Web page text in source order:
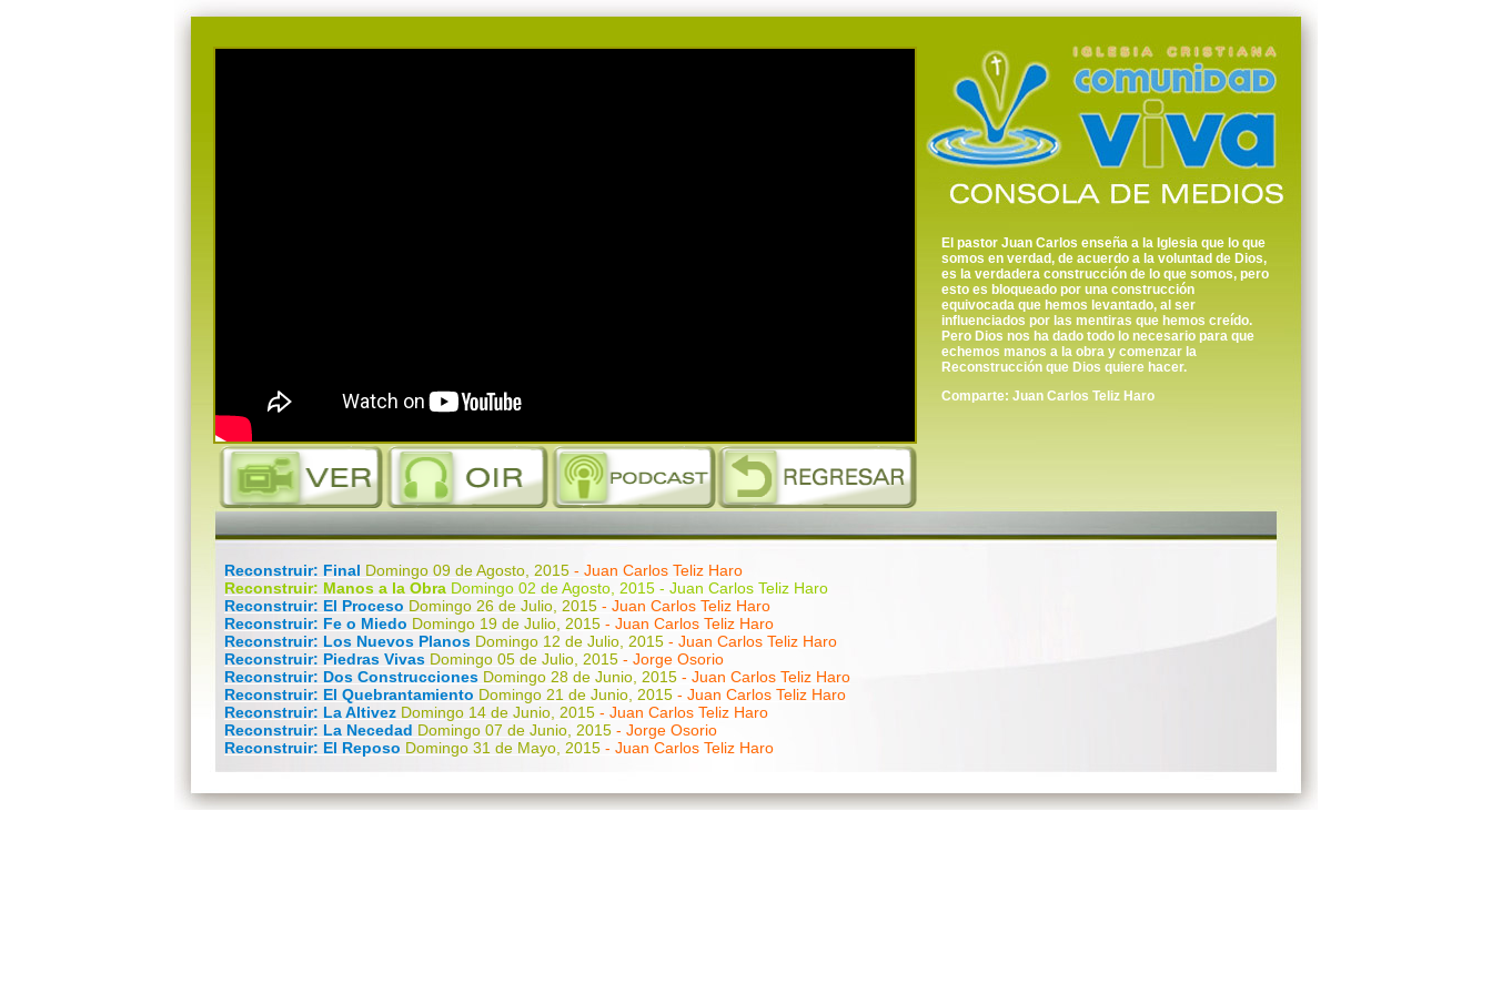
El pastor Juan Carlos enseña a la Iglesia que lo que
somos en verdad, de acuerdo a la voluntad de Dios,
es la verdadera construcción de lo que somos, pero
esto es bloqueado por una construcción
equivocada que hemos levantado, al ser
influenciados por las mentiras que hemos creído.
Pero Dios nos ha dado todo lo necesario para que
echemos manos a la obra y comenzar la
Reconstrucción que Dios quiere hacer.
Comparte: Juan Carlos Teliz Haro
Reconstruir: Final Domingo 09 de Agosto, 2015 - Juan Carlos Teliz Haro
Reconstruir: Manos a la Obra Domingo 02 de Agosto, 2015 - Juan Carlos Teliz Haro
Reconstruir: El Proceso Domingo 26 de Julio, 2015 - Juan Carlos Teliz Haro
Reconstruir: Fe o Miedo Domingo 19 de Julio, 2015 - Juan Carlos Teliz Haro
Reconstruir: Los Nuevos Planos Domingo 12 de Julio, 2015 - Juan Carlos Teliz Haro
Reconstruir: Piedras Vivas Domingo 05 de Julio, 2015 - Jorge Osorio
Reconstruir: Dos Construcciones Domingo 28 de Junio, 2015 - Juan Carlos Teliz Haro
Reconstruir: El Quebrantamiento Domingo 21 de Junio, 2015 - Juan Carlos Teliz Haro
Reconstruir: La Altivez Domingo 14 de Junio, 2015 - Juan Carlos Teliz Haro
Reconstruir: La Necedad Domingo 07 de Junio, 2015 - Jorge Osorio
Reconstruir: El Reposo Domingo 31 de Mayo, 2015 - Juan Carlos Teliz Haro
Mensaje a las Madres 2015Domingo 10 de Mayo, 2015- Jorge Osorio